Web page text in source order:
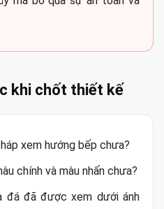
khi chốt thiết kế
xem hướng bếp chưa?
chính và màu nhấn chưa?
đá đã được xem dưới ánh